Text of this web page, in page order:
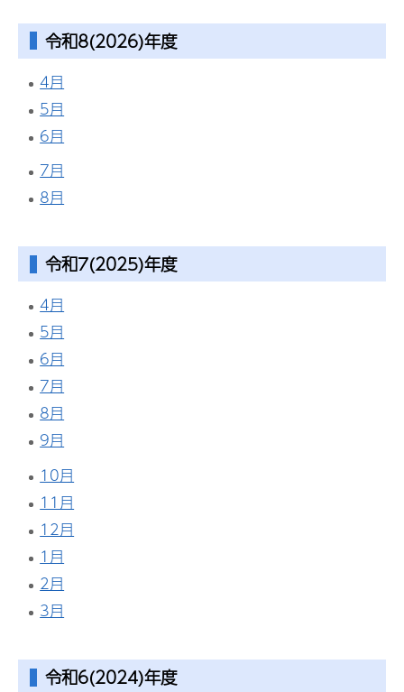
令和8(2026)年度
4月
5月
6月
7月
8月
令和7(2025)年度
4月
5月
6月
7月
8月
9月
10月
11月
12月
1月
2月
3月
令和6(2024)年度